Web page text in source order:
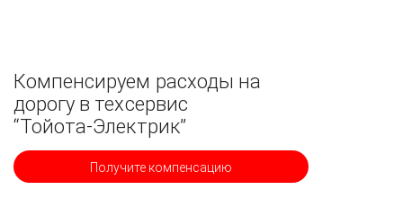
Компенсируем расходы на
дорогу в техсервис
“Тойота-Электрик”
Получите компенсацию